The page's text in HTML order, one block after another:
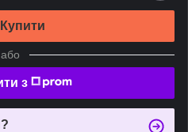
Купити
або
з